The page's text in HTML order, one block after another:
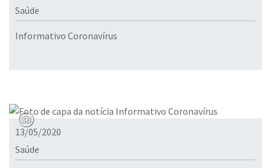
Saúde
Informativo Coronavírus
13/05/2020
Saúde